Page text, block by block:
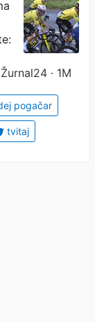
Žurnal24 · 1M
pogačar
tvitaj